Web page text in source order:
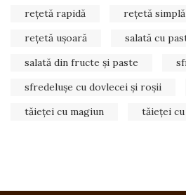
rețetă rapidă
rețetă simplă
rețetă ușoară
salată cu
salată din fructe și paste
sfredelușe cu dovlecei și roșii
tăieței cu magiun
tăieței cu